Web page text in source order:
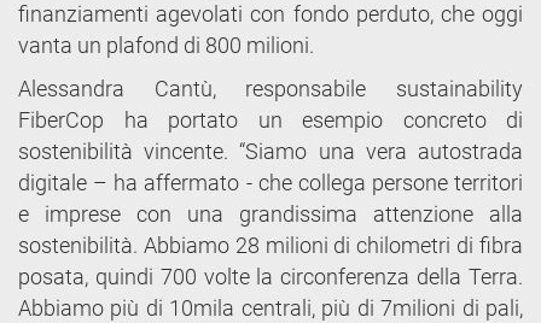
finanziamenti agevolati con fondo perduto, che oggi
vanta un plafond di 800 milioni.
Alessandra Cantù, responsabile sustainability
FiberCop ha portato un esempio concreto di
sostenibilità vincente. “Siamo una vera autostrada
digitale – ha affermato - che collega persone territori
e imprese con una grandissima attenzione alla
sostenibilità. Abbiamo 28 milioni di chilometri di fibra
posata, quindi 700 volte la circonferenza della Terra.
Abbiamo più di 10mila centrali, più di 7milioni di pali,